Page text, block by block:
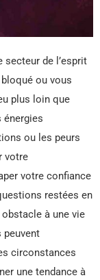
secteur de l’esprit
ou vous
plus loin que
énergies
ou les peurs
votre
votre confiance
restées en
à une vie
peuvent
circonstances
une tendance à